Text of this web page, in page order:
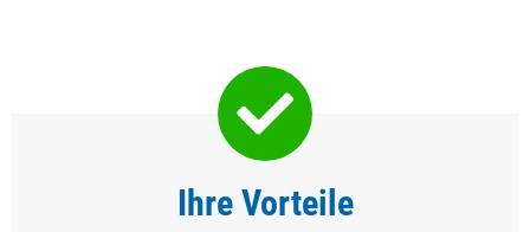
Ihre Vorteile